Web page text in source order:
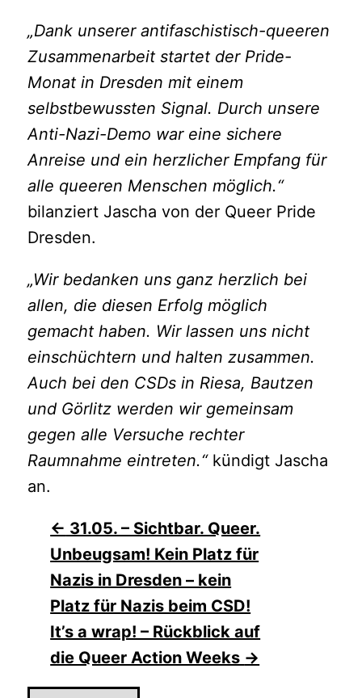
„Dank unserer antifaschistisch-queeren
Zusammenarbeit startet der Pride-
Monat in Dresden mit einem
selbstbewussten Signal. Durch unsere
Anti-Nazi-Demo war eine sichere
Anreise und ein herzlicher Empfang für
alle queeren Menschen möglich.“
bilanziert Jascha von der Queer Pride
Dresden.
„Wir bedanken uns ganz herzlich bei
allen, die diesen Erfolg möglich
gemacht haben. Wir lassen uns nicht
einschüchtern und halten zusammen.
Auch bei den CSDs in Riesa, Bautzen
und Görlitz werden wir gemeinsam
gegen alle Versuche rechter
Raumnahme eintreten.“kündigt Jascha
an.
Beitragsnavigation
← 31.05. – Sichtbar. Queer.
Unbeugsam! Kein Platz für
Nazis in Dresden – kein
Platz für Nazis beim CSD!
It’s a wrap! – Rückblick auf
die Queer Action Weeks →